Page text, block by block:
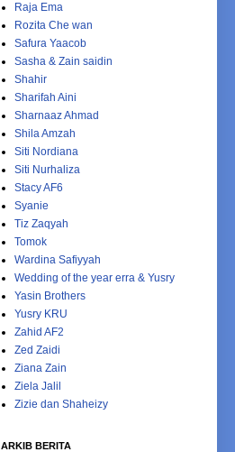
Raja Ema
Rozita Che wan
Safura Yaacob
Sasha & Zain saidin
Shahir
Sharifah Aini
Sharnaaz Ahmad
Shila Amzah
Siti Nordiana
Siti Nurhaliza
Stacy AF6
Syanie
Tiz Zaqyah
Tomok
Wardina Safiyyah
Wedding of the year erra & Yusry
Yasin Brothers
Yusry KRU
Zahid AF2
Zed Zaidi
Ziana Zain
Ziela Jalil
Zizie dan Shaheizy
ARKIB BERITA